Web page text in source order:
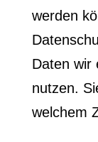
werden
Daten wir
nutzen.
welchem